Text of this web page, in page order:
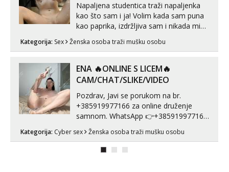
Napaljena studentica traži napaljenka
kao što sam i ja! Volim kada sam puna
kao paprika, izdržljiva sam i nikada mi
puta dnevno bilo kad i bilo gdje zato se
link ispod i nadji me tamo, cekam te!
Kategorija: Sex Ženska osoba traži mušku osobu
ENA 🔥ONLINE S LICEM🔥
CAM/CHAT/SLIKE/VIDEO
Pozdrav, Javi se porukom na br.
+385919977166 za online druženje
samnom. WhatsApp 👉+385919977166
Telegram 👉@enafriedrichkis Radim
videopozive s licem, solo i s partnerom,
kolegicama (Tina&Natali), razne
Kategorija: Cyber sex Ženska osoba traži mušku osobu